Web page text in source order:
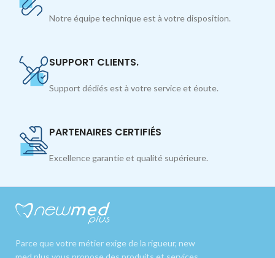
Notre équipe technique est à votre disposition.
SUPPORT CLIENTS.
Support dédiés est à votre service et éoute.
PARTENAIRES CERTIFIÉS
Excellence garantie et qualité supérieure.
Parce que votre métier exige de la rigueur, new